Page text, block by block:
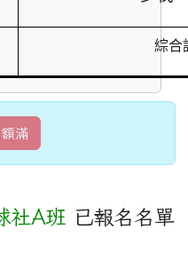
綜合
滿
社A班 已報名名單